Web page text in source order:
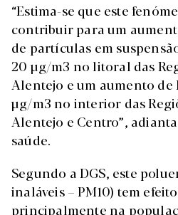
“Estima-se que este
contribuir para um
de partículas em
20 µg/m3 no litoral das
Alentejo e um aumento de
µg/m3 no interior das
Alentejo e Centro”,
saúde.
Segundo a DGS, este
inaláveis – PM10) tem
principalmente na